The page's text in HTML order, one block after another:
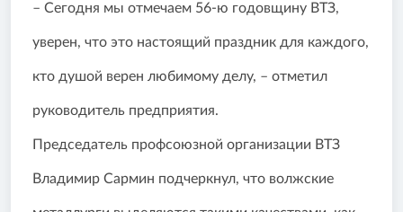
– Сегодня мы отмечаем 56-ю годовщину ВТЗ,
уверен, что это настоящий праздник для каждого,
кто душой верен любимому делу, – отметил
руководитель предприятия.
Председатель профсоюзной организации ВТЗ
Владимир Сармин подчеркнул, что волжские